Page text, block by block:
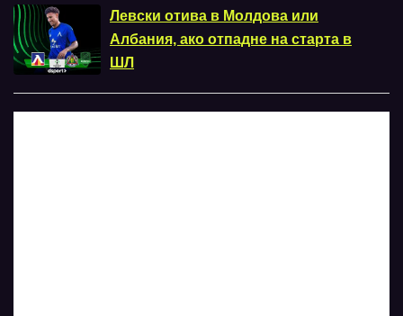
Левски отива в Молдова или
Албания, ако отпадне на старта в
ШЛ